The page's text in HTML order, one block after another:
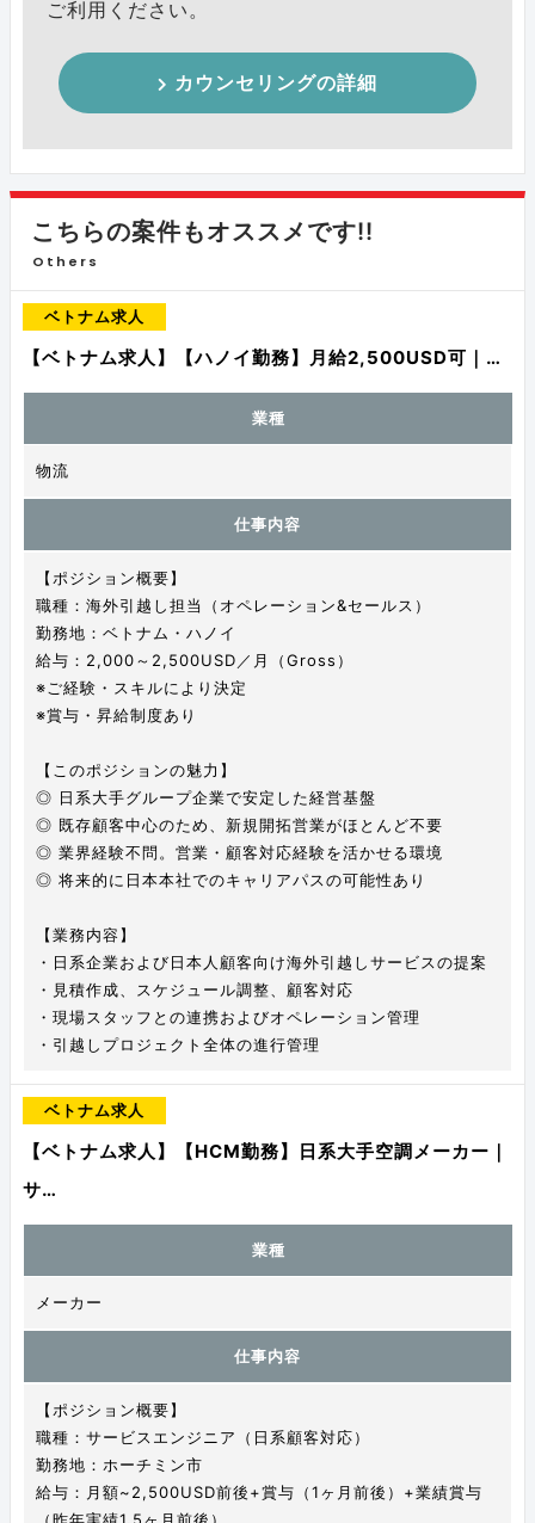
ご利用ください。
カウンセリングの詳細
こちらの案件もオススメです!!
Others
ベトナム求人
【ベトナム求人】【ハノイ勤務】月給2,500USD可｜…
業種
物流
仕事内容
【ポジション概要】
職種：海外引越し担当（オペレーション&セールス）
勤務地：ベトナム・ハノイ
給与：2,000～2,500USD／月（Gross）
※ご経験・スキルにより決定
※賞与・昇給制度あり
【このポジションの魅力】
◎ 日系大手グループ企業で安定した経営基盤
◎ 既存顧客中心のため、新規開拓営業がほとんど不要
◎ 業界経験不問。営業・顧客対応経験を活かせる環境
◎ 将来的に日本本社でのキャリアパスの可能性あり
【業務内容】
・日系企業および日本人顧客向け海外引越しサービスの提案
・見積作成、スケジュール調整、顧客対応
・現場スタッフとの連携およびオペレーション管理
・引越しプロジェクト全体の進行管理
ベトナム求人
【ベトナム求人】【HCM勤務】日系大手空調メーカー｜
サ…
業種
メーカー
仕事内容
【ポジション概要】
職種：サービスエンジニア（日系顧客対応）
勤務地：ホーチミン市
給与：月額~2,500USD前後+賞与（1ヶ月前後）+業績賞与